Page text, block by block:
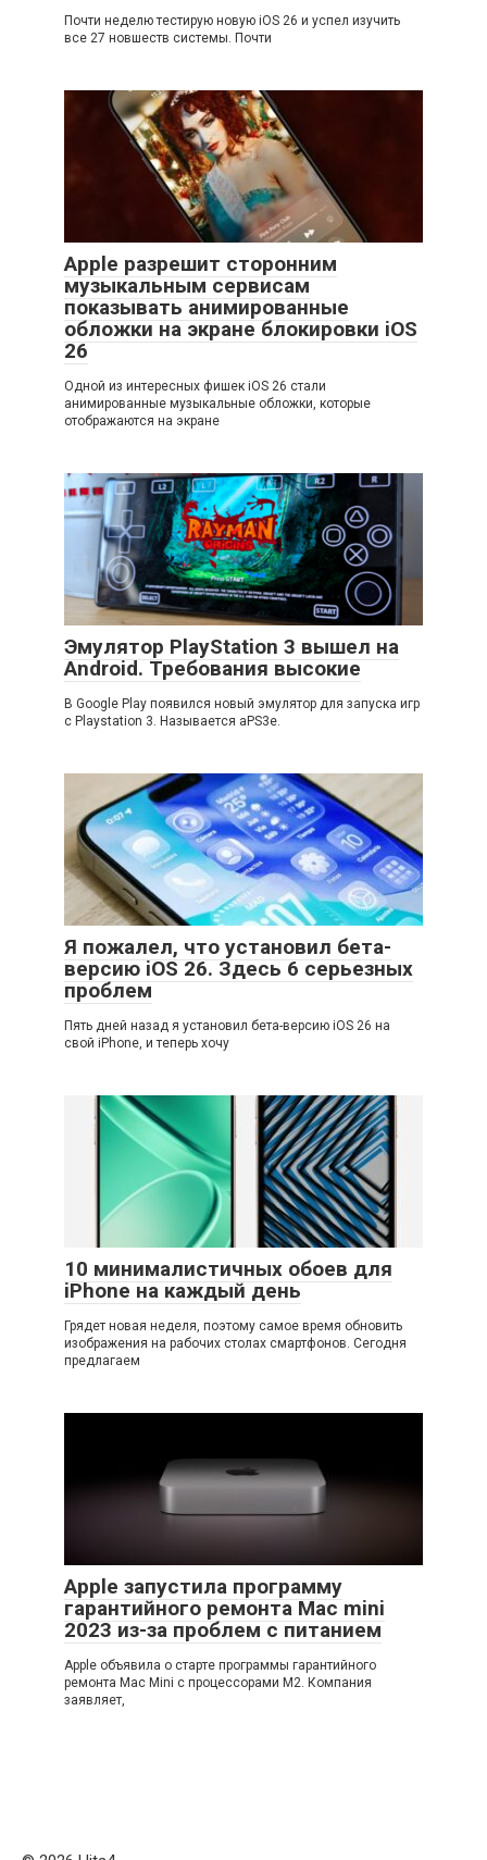
Почти неделю тестирую новую iOS 26 и успел изучить
все 27 новшеств системы. Почти
Apple разрешит сторонним
музыкальным сервисам
показывать анимированные
обложки на экране блокировки iOS
26
Одной из интересных фишек iOS 26 стали
анимированные музыкальные обложки, которые
отображаются на экране
Эмулятор PlayStation 3 вышел на
Android. Требования высокие
В Google Play появился новый эмулятор для запуска игр
с Playstation 3. Называется aPS3e.
Я пожалел, что установил бета-
версию iOS 26. Здесь 6 серьезных
проблем
Пять дней назад я установил бета-версию iOS 26 на
свой iPhone, и теперь хочу
10 минималистичных обоев для
iPhone на каждый день
Грядет новая неделя, поэтому самое время обновить
изображения на рабочих столах смартфонов. Сегодня
предлагаем
Apple запустила программу
гарантийного ремонта Mac mini
2023 из-за проблем с питанием
Apple объявила о старте программы гарантийного
ремонта Mac Mini с процессорами M2. Компания
заявляет,